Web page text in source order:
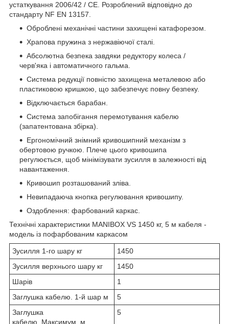
устаткування 2006/42 / CE. Розроблений відповідно до
стандарту NF EN 13157.
Оброблені механічні частини захищені катафорезом.
Храпова пружина з нержавіючої сталі.
Абсолютна безпека завдяки редуктору колеса /
черв'яка і автоматичного гальма.
Система редукції повністю захищена металевою або
пластиковою кришкою, що забезпечує повну безпеку.
Відключається барабан.
Система запобігання перемотування кабелю
(запатентована збірка).
Ергономічний знімний кривошипний механізм з
обертовою ручкою. Плече цього кривошипа
регулюється, щоб мінімізувати зусилля в залежності від
навантаження.
Кривошип розташований зліва.
Невипадаюча кнопка регулювання кривошипу.
Оздоблення: фарбований каркас.
Технічні характеристики MANIBOX VS 1450 кг, 5 м кабеля -
модель із пофарбованим каркасом
Зусилля 1-го шару кг
1450
Зусилля верхнього шару кг
1450
Шарів
1
Заглушка кабелю. 1-й шар м
5
Заглушка
кабелю. Максимум. м
5